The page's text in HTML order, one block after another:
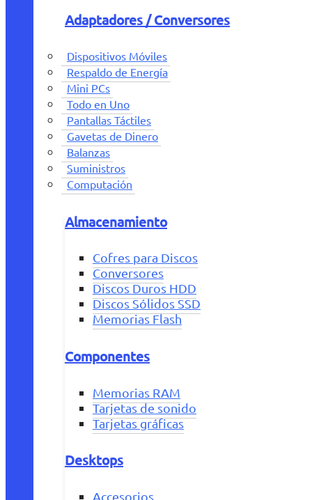
Adaptadores / Conversores
Dispositivos Móviles
Respaldo de Energía
Mini PCs
Todo en Uno
Pantallas Táctiles
Gavetas de Dinero
Balanzas
Suministros
Computación
Almacenamiento
Cofres para Discos
Conversores
Discos Duros HDD
Discos Sólidos SSD
Memorias Flash
Componentes
Memorias RAM
Tarjetas de sonido
Tarjetas gráficas
Desktops
Accesorios